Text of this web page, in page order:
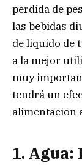
perdida de
las bebidas
de liquido de
a la mejor
muy
tendrá un
alimentación
1.